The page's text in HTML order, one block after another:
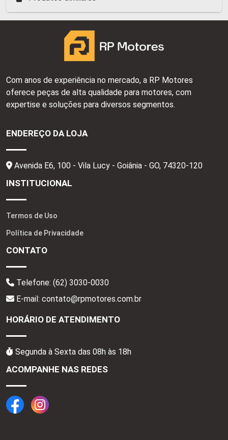
Com anos de experiência no mercado, a RP Motores
oferece peças de alta qualidade para motores, com
expertise e soluções para diversos segmentos.
ENDEREÇO DA LOJA
Avenida E6, 100 - Vila Lucy - Goiânia - GO, 74320-120
INSTITUCIONAL
Termos de Uso
Política de Privacidade
CONTATO
Telefone: (62) 3030-0030
E-mail: contato@rpmotores.com.br
HORÁRIO DE ATENDIMENTO
Segunda à Sexta das 08h às 18h
ACOMPANHE NAS REDES